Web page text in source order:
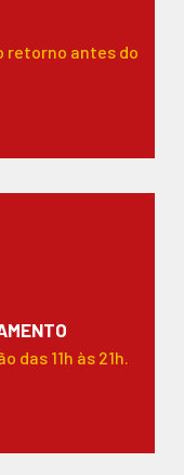
retorno antes do
das 11h às 21h.